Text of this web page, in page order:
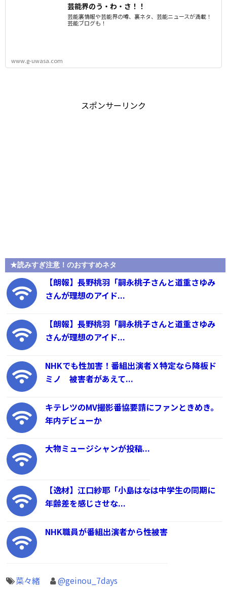
芸能界のう・わ・さ！！
芸能裏情報や芸能界の噂、裏ネタ、芸能ニュースが満載！
芸能ブログも！
www.g-uwasa.com
スポンサーリンク
★読みすぎ注意！のおすすめネタ
【朗報】長野桃羽「嗣永桃子さんと道重さゆみ
さんが理想のアイド...
【朗報】長野桃羽「嗣永桃子さんと道重さゆみ
さんが理想のアイド...
NHKでも性加害！番組出演者Ｘ特定なら降板ド
ミノ 被害者があえて...
キテレツのMV撮影番協要請にファンときめき。
年内デビューか
大物ミュージシャンが投稿...
【逸材】江口紗耶「小島はなは中学生の同期に
年齢差を感じさせな...
NHK職員が番組出演者から性被害
菜々緒 @geinou_7days